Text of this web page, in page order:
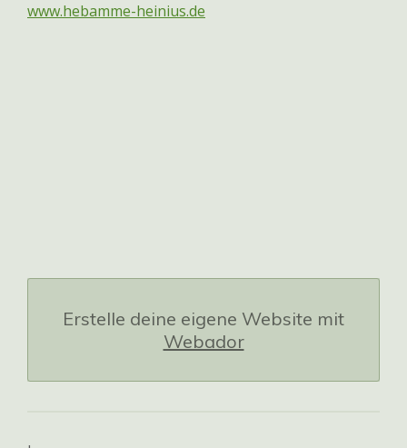
www.hebamme-heinius.de
Erstelle deine eigene Website mit
Webador